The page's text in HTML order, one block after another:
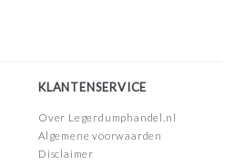
KLANTENSERVICE
Over Legerdumphandel.nl
Algemene voorwaarden
Disclaimer